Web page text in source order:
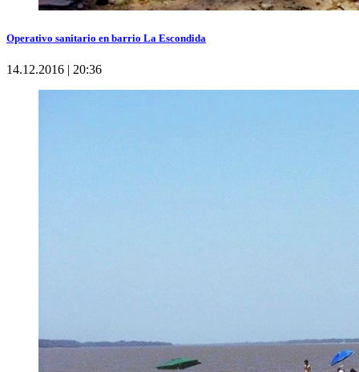
Operativo sanitario en barrio La Escondida
14.12.2016 | 20:36